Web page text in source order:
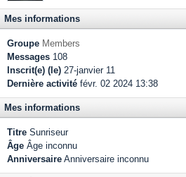
Mes informations
Groupe Members
Messages 108
Inscrit(e) (le) 27-janvier 11
Dernière activité févr. 02 2024 13:38
Mes informations
Titre Sunriseur
Âge Âge inconnu
Anniversaire Anniversaire inconnu